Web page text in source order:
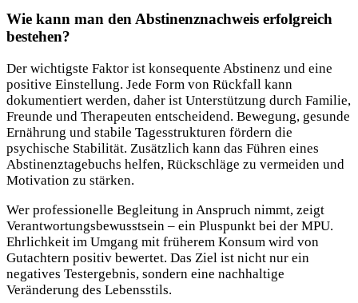
Wie kann man den Abstinenznachweis erfolgreich
bestehen?
Der wichtigste Faktor ist konsequente Abstinenz und eine
positive Einstellung. Jede Form von Rückfall kann
dokumentiert werden, daher ist Unterstützung durch Familie,
Freunde und Therapeuten entscheidend. Bewegung, gesunde
Ernährung und stabile Tagesstrukturen fördern die
psychische Stabilität. Zusätzlich kann das Führen eines
Abstinenztagebuchs helfen, Rückschläge zu vermeiden und
Motivation zu stärken.
Wer professionelle Begleitung in Anspruch nimmt, zeigt
Verantwortungsbewusstsein – ein Pluspunkt bei der MPU.
Ehrlichkeit im Umgang mit früherem Konsum wird von
Gutachtern positiv bewertet. Das Ziel ist nicht nur ein
negatives Testergebnis, sondern eine nachhaltige
Veränderung des Lebensstils.